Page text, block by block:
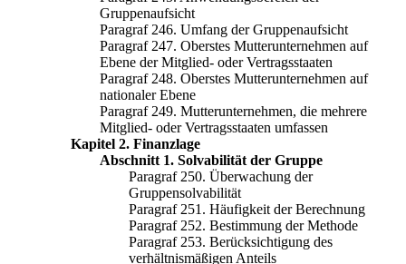
Gruppenaufsicht
Paragraf 246. Umfang der Gruppenaufsicht
Paragraf 247. Oberstes Mutterunternehmen auf
Ebene der Mitglied- oder Vertragsstaaten
Paragraf 248. Oberstes Mutterunternehmen auf
nationaler Ebene
Paragraf 249. Mutterunternehmen, die mehrere
Mitglied- oder Vertragsstaaten umfassen
Kapitel 2. Finanzlage
Abschnitt 1. Solvabilität der Gruppe
Paragraf 250. Überwachung der
Gruppensolvabilität
Paragraf 251. Häufigkeit der Berechnung
Paragraf 252. Bestimmung der Methode
Paragraf 253. Berücksichtigung des
verhältnismäßigen Anteils